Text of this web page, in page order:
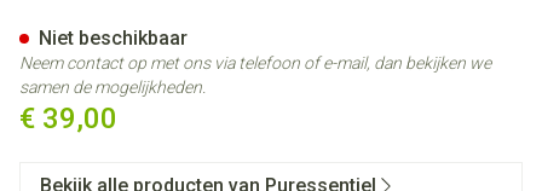
€ 39,00
Niet beschikbaar
Neem contact op met ons via telefoon of e-mail, dan bekijken we
samen de mogelijkheden.
Bekijk alle producten van Puressentiel